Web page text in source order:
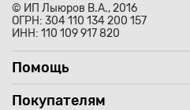
© ИП Лыюров В.А., 2016
ОГРН: 304 110 134 200 157
ИНН: 110 109 917 820
Помощь
Покупателям